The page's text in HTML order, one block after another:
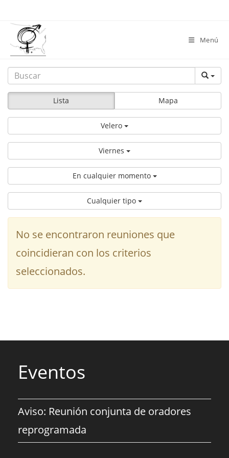
contenido
Menú
Lista Mapa
Velero
Viernes
En cualquier momento
Cualquier tipo
No se encontraron reuniones que
coincidieran con los criterios
seleccionados.
Eventos
Aviso: Reunión conjunta de oradores
reprogramada